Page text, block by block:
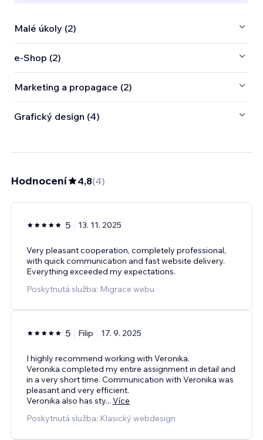
Malé úkoly (2)
e‑Shop (2)
Marketing a propagace (2)
Grafický design (4)
Hodnocení 4,8(4)
5 13. 11. 2025
Very pleasant cooperation, completely professional,
with quick communication and fast website delivery.
Everything exceeded my expectations.
Poskytnutá služba: Migrace webu
5 Filip 17. 9. 2025
I highly recommend working with Veronika.
Veronika completed my entire assignment in detail and
in a very short time. Communication with Veronika was
pleasant and very efficient.
Veronika also has sty... Více
Poskytnutá služba: Klasický webdesign